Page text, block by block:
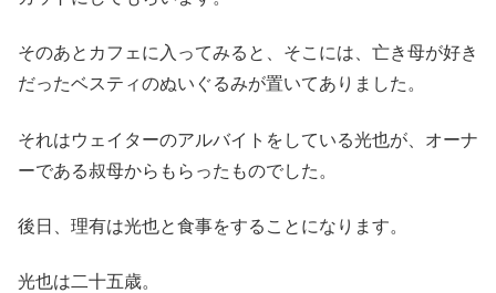
そのあとカフェに入ってみると、そこには、亡き母が好き
だったベスティのぬいぐるみが置いてありました。
それはウェイターのアルバイトをしている光也が、オーナ
ーである叔母からもらったものでした。
後日、理有は光也と食事をすることになります。
光也は二十五歳。